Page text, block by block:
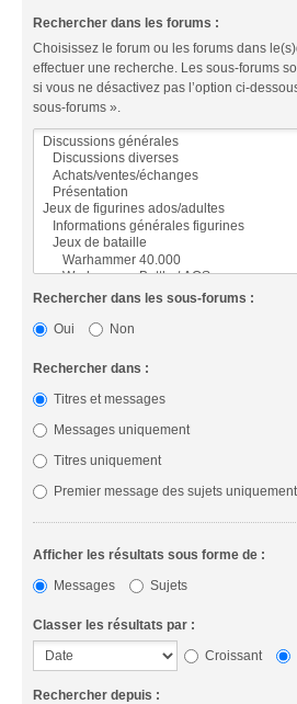
Rechercher dans les forums :
Choisissez le forum ou les forums dans
effectuer une recherche. Les sous-forums
si vous ne désactivez pas l’option ci-
sous-forums ».
Rechercher dans les sous-forums :
Oui
Non
Rechercher dans :
Titres et messages
Messages uniquement
Titres uniquement
Premier message des sujets uniquement
Afficher les résultats sous forme de :
Messages
Sujets
Classer les résultats par :
Croissant
Rechercher depuis :